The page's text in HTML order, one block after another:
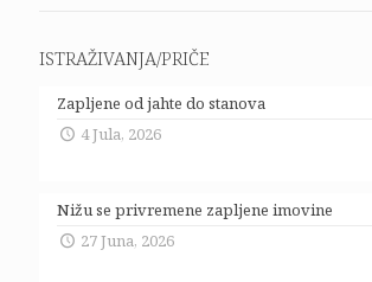
ISTRAŽIVANJA/PRIČE
Zapljene od jahte do stanova
4 Jula, 2026
Nižu se privremene zapljene imovine
27 Juna, 2026